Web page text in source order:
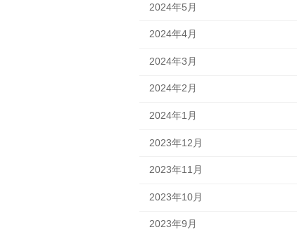
2024年5月
2024年4月
2024年3月
2024年2月
2024年1月
2023年12月
2023年11月
2023年10月
2023年9月